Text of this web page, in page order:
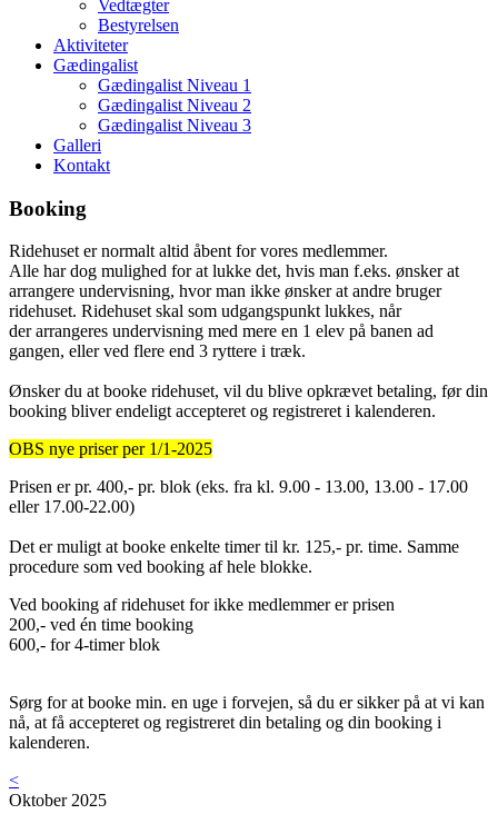
Vedtægter
Bestyrelsen
Aktiviteter
Gædingalist
Gædingalist Niveau 1
Gædingalist Niveau 2
Gædingalist Niveau 3
Galleri
Kontakt
Booking
Ridehuset er normalt altid åbent for vores medlemmer.
Alle har dog mulighed for at lukke det, hvis man f.eks. ønsker at
arrangere undervisning, hvor man ikke ønsker at andre bruger
ridehuset. Ridehuset skal som udgangspunkt lukkes, når
der arrangeres undervisning med mere en 1 elev på banen ad
gangen, eller ved flere end 3 ryttere i træk.
Ønsker du at booke ridehuset, vil du blive opkrævet betaling, før din
booking bliver endeligt accepteret og registreret i kalenderen.
OBS nye priser per 1/1-2025
Prisen er pr. 400,- pr. blok (eks. fra kl. 9.00 - 13.00, 13.00 - 17.00
eller 17.00-22.00)
Det er muligt at booke enkelte timer til kr. 125,- pr. time. Samme
procedure som ved booking af hele blokke.
Ved booking af ridehuset for ikke medlemmer er prisen
200,- ved én time booking
600,- for 4-timer blok
Sørg for at booke min. en uge i forvejen, så du er sikker på at vi kan
nå, at få accepteret og registreret din betaling og din booking i
kalenderen.
<
Oktober 2025